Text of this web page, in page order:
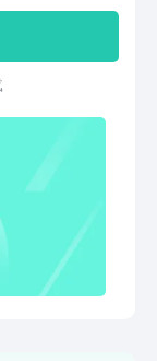
步。CAD看图
给排水、电
林、测量等专
钢格板等）、
师、设计师、
打开
建筑各版本
矢量CAD图
，内嵌CAD
建筑机械制造
旋转、剖
DWG测长
力，天正专业
解析告别文字
业测量测距工
测面积、设比
精确测量；提
、
览CAD图纸
建筑、机械、
业图纸，适用
测、家居装饰
绘、一建、二